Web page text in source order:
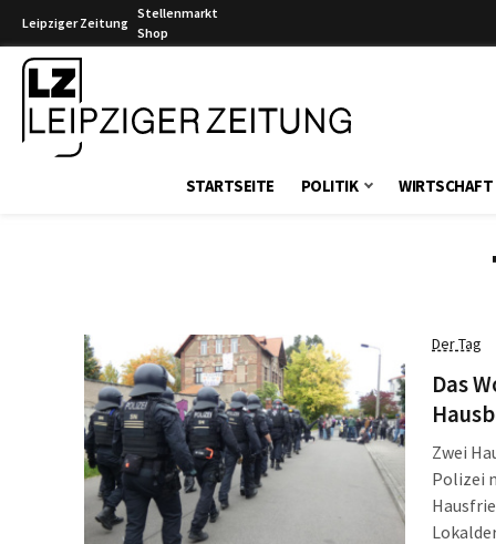
Leipziger Zeitung
Stellenmarkt
Shop
STARTSEITE POLITIK WIRTSCHAFT
Der Tag
Das
Zwei
Polizei